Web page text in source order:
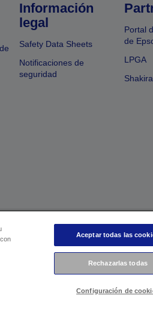
Información
legal
Safety Data Sheets
Notificaciones de
seguridad
Portal
de
LPGA
de los productos
Ponte en contacto con
Compromiso de
Aceptar todas las
Rechazarlas todas
Configuración de